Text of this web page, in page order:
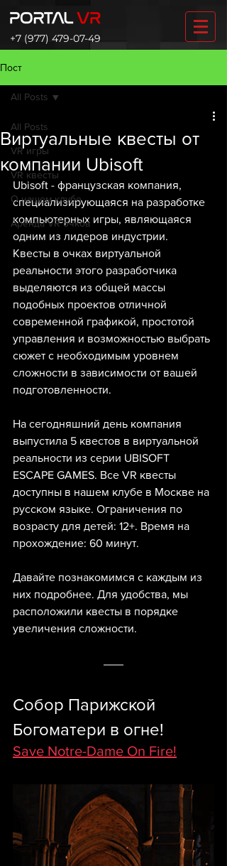
+7 (977) 479-07-49
Пост
All Posts
VR игры
VR квесты
О нашем клубе
Аренда VR очков
All Posts
Виртуальные квесты от
компании Ubisoft
Ubisoft - французская компания,
специализирующаяся на разработке
компьютерных игры, являющаяся
одним из лидеров индустрии.
Квесты в очках виртуальной
реальности этого разработчика
выделяются из общей массы
подобных проектов отличной
современной графикой, простотой
управления и возможностью выбрать
сюжет с необходимым уровнем
сложности в зависимости от вашей
подготовленности.
На сегодняшний день компания
выпустила 5 квестов в виртуальной
реальности из серии UBISOFT
ESCAPE GAMES. Все VR квесты
доступны в нашем клубе в Москве на
русском языке. Ограничения по
возрасту для детей: 12+. Время на
прохождение: 60 минут.
Давайте познакомимся с каждым из
них подробнее. Для удобства, мы
расположили квесты в порядке
увеличения сложности.
Собор Парижской
Богоматери в огне!
Save Notre-Dame On Fire!